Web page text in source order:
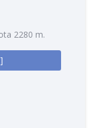
2280 m.